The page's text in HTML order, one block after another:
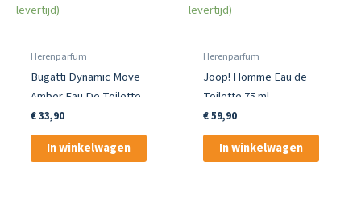
levertijd)
Herenparfum
Bugatti Dynamic Move
Amber Eau De Toilette
100 Ml
€33,90
In winkelwagen
levertijd)
Herenparfum
Joop! Homme Eau de
Toilette 75 ml
€59,90
In winkelwagen